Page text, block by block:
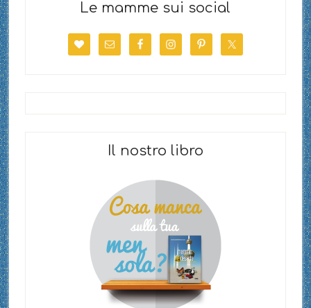
Le mamme sui social
Il nostro libro